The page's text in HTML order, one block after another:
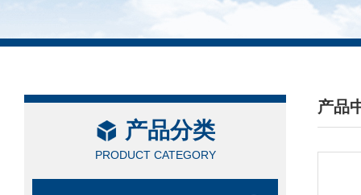
产品分类
PRODUCT CATEGORY
产品
/